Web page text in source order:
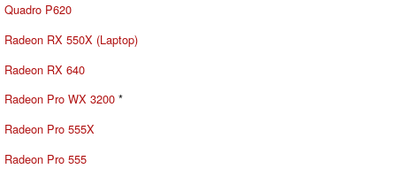
Quadro P620
Radeon RX 550X (Laptop)
Radeon RX 640
Radeon Pro WX 3200 *
Radeon Pro 555X
Radeon Pro 555